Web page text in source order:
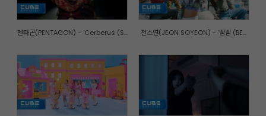
펜타곤(PENTAGON) - 'Cerberus (S... 전소연(JEON SOYEON) - '삠삠 (BE...